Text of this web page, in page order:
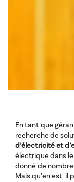
En tant que
recherche de
d’électricité et
électrique dans
donné de
Mais qu’en est-il